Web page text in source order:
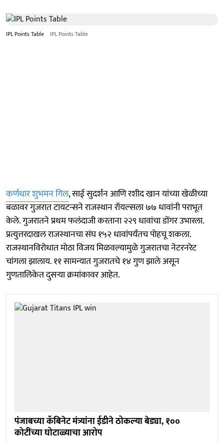
IPL Points Table IPL Points Table
कर्णधार शुभमन गिल, साई सुदर्शन आणि रशीद खान यांच्या खेळीच्या
बळावर गुजरात टायटन्सने राजस्थान रॉयल्सला ७७ धावांनी पराभूत
केले. गुजरातने प्रथम फलंदाजी करताना २२९ धावांचा डोंगर उभारला.
प्रत्युत्तरदाखल राजस्थानचा संघ १५२ धावांपर्यंतच पोहचू शकला.
राजस्थानविरोधात मोठा विजय मिळवल्यामुळे गुजरातचा नेटरनरेट
चांगला झालाय. ११ सामन्यात गुजरातचे १४ गुण झाले असून
गुणतालिकेत दुसऱ्या क्रमांकावर आहेत.
पंजाबच्या कॅबिनेट मंत्र्यांना ईडीने ठोकल्या बेड्या, १००
कोटींच्या घोटाळ्याचा आरोप